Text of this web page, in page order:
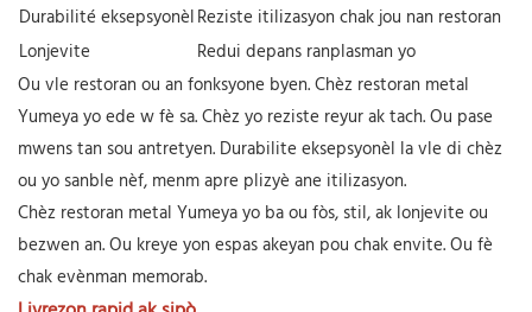
Durabilité eksepsyonèlReziste itilizasyon chak jou nan restoran
Lonjevite
Redui depans ranplasman yo
Ou vle restoran ou an fonksyone byen. Chèz restoran metal
Yumeya yo ede w fè sa. Chèz yo reziste reyur ak tach. Ou pase
mwens tan sou antretyen. Durabilite eksepsyonèl la vle di chèz
ou yo sanble nèf, menm apre plizyè ane itilizasyon.
Chèz restoran metal Yumeya yo ba ou fòs, stil, ak lonjevite ou
bezwen an. Ou kreye yon espas akeyan pou chak envite. Ou fè
chak evènman memorab.